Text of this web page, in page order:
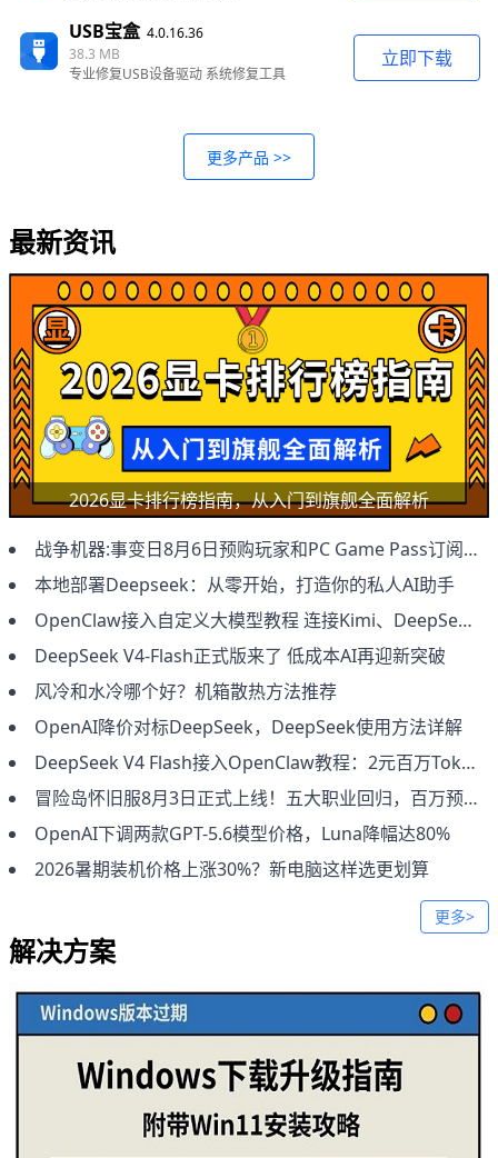
USB宝盒4.0.16.36
38.3 MB
专业修复USB设备驱动 系统修复工具
立即下载
更多产品 >>
最新资讯
2026显卡排行榜指南，从入门到旗舰全面解析
战争机器:事变日8月6日预购玩家和PC Game Pass订阅用户抢先体验
本地部署Deepseek：从零开始，打造你的私人AI助手
OpenClaw接入自定义大模型教程 连接Kimi、DeepSeek及本地模型方法
DeepSeek V4-Flash正式版来了 低成本AI再迎新突破
风冷和水冷哪个好？机箱散热方法推荐
OpenAI降价对标DeepSeek，DeepSeek使用方法详解
DeepSeek V4 Flash接入OpenClaw教程：2元百万Token低成本部署
冒险岛怀旧服8月3日正式上线！五大职业回归，百万预约福利全攻略
OpenAI下调两款GPT-5.6模型价格，Luna降幅达80%
2026暑期装机价格上涨30%？新电脑这样选更划算
更多>
解决方案